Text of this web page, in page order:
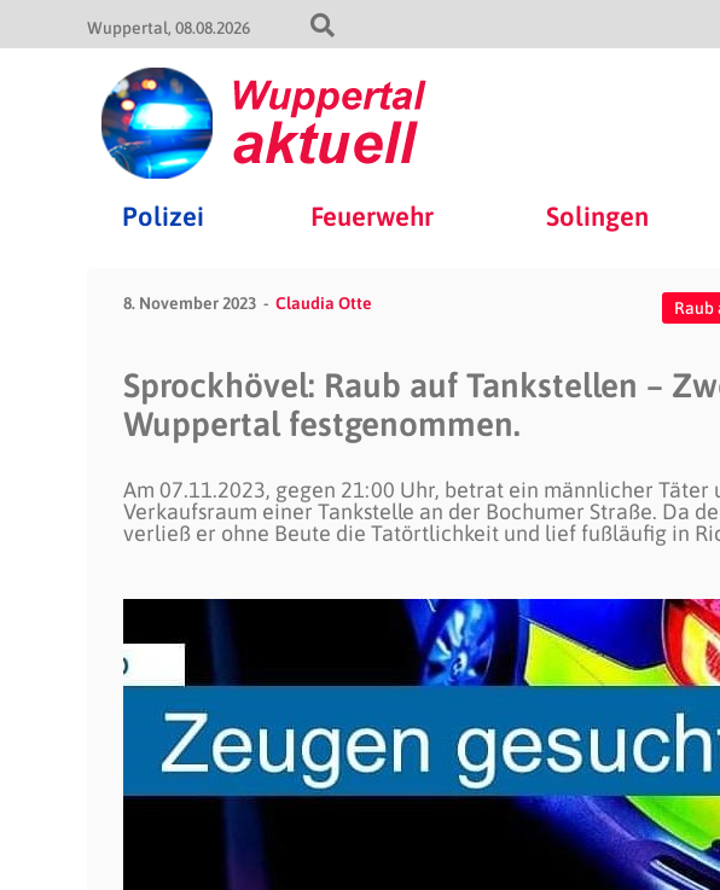
Wuppertal 08.08.2026
Polizei Feuerwehr Solingen
8. November 2023 Claudia Otte Raub
Sprockhövel: Raub auf Tankstellen –
Wuppertal festgenommen.
Am 07.11.2023, gegen 21:00 Uhr, betrat ein männlicher
Verkaufsraum einer Tankstelle an der Bochumer Straße. Da
verließ er ohne Beute die Tatörtlichkeit und lief fußläufig in